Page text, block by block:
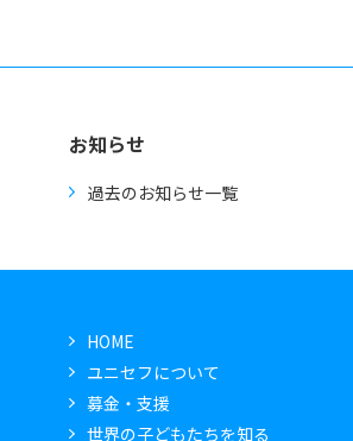
お知らせ
過去のお知らせ一覧
HOME
ユニセフについて
募金・支援
世界の子どもたちを知る